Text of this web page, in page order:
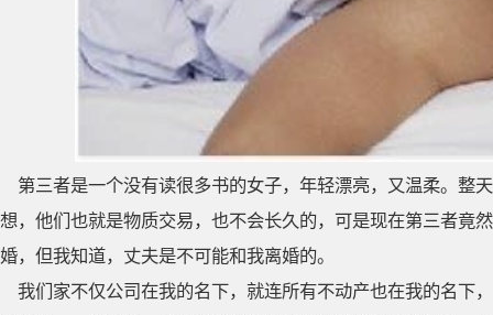
第三者是一个没有读很多书的女子，年轻漂亮，又温柔。整
想，他们也就是物质交易，也不会长久的，可是现在第三者竟
婚，但我知道，丈夫是不可能和我离婚的。
我们家不仅公司在我的名下，就连所有不动产也在我的名下